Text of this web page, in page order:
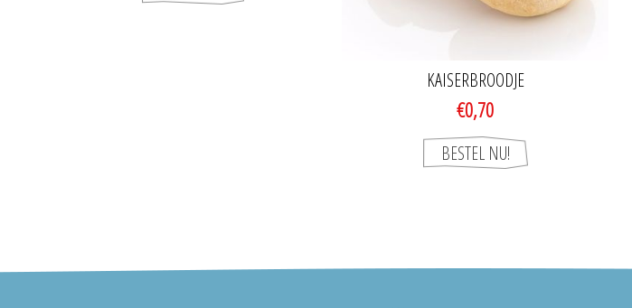
KAISERBROODJE
€0,70